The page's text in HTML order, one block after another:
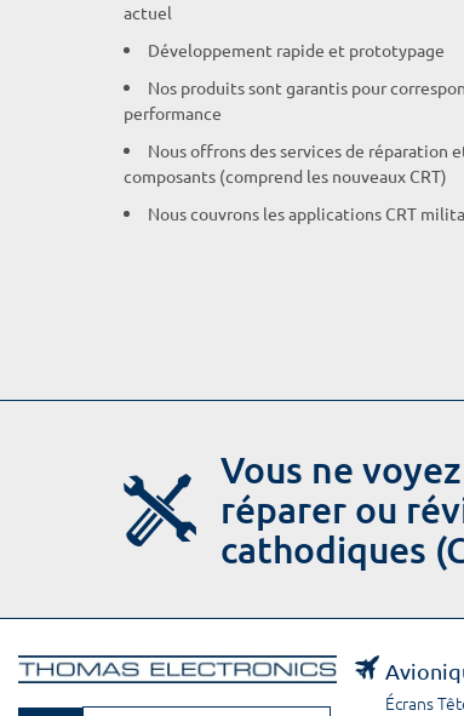
actuel
Développement rapide et prototypage
Nos produits sont garantis pour
performance
Nous offrons des services de réparation
composants (comprend les nouveaux CRT)
Nous couvrons les applications CRT
Vous ne
réparer ou
cathodiques
Écrans